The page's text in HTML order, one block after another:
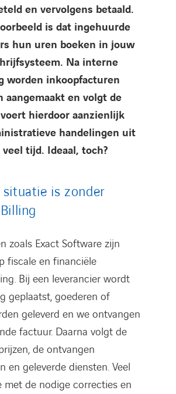
en vervolgens betaald.
is dat ingehuurde
hun uren boeken in jouw
Na interne
worden inkoopfacturen
aangemaakt en volgt de
hierdoor aanzienlijk
handelingen uit
tijd. Ideaal, toch?
is zonder
zoals Exact Software zijn
fiscale en financiële
Bij een leverancier wordt
geplaatst, goederen of
geleverd en we ontvangen
factuur. Daarna volgt de
de ontvangen
en geleverde diensten. Veel
met de nodige correcties en